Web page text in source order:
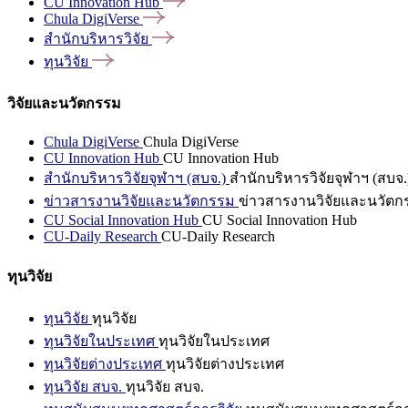
Chula DigiVerse
สำนักบริหารวิจัย
ทุนวิจัย
วิจัยและนวัตกรรม
Chula DigiVerse Chula DigiVerse
CU Innovation Hub CU Innovation Hub
สำนักบริหารวิจัยจุฬาฯ (สบจ.) สำนักบริหารวิจัยจุฬาฯ (สบจ
ข่าวสารงานวิจัยและนวัตกรรม ข่าวสารงานวิจัยและนวัตก
CU Social Innovation Hub CU Social Innovation Hub
CU-Daily Research CU-Daily Research
ทุนวิจัย
ทุนวิจัย ทุนวิจัย
ทุนวิจัยในประเทศ ทุนวิจัยในประเทศ
ทุนวิจัยต่างประเทศ ทุนวิจัยต่างประเทศ
ทุนวิจัย สบจ. ทุนวิจัย สบจ.